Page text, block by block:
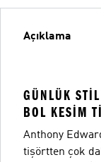
Açıklama
GÜNLÜK
BOL KESIM
Anthony
tişörtten çok